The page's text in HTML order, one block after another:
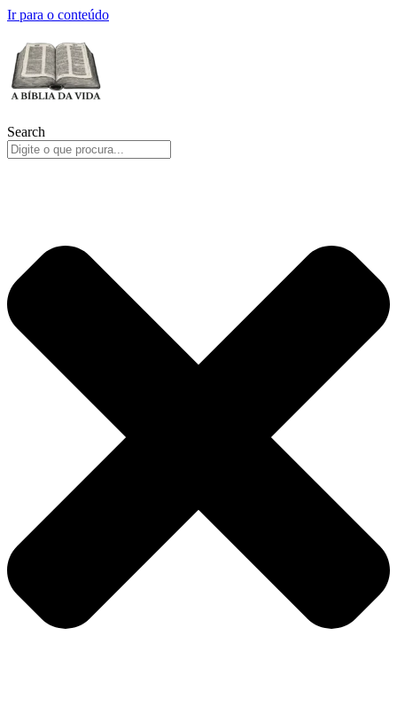
Ir para o conteúdo
Search